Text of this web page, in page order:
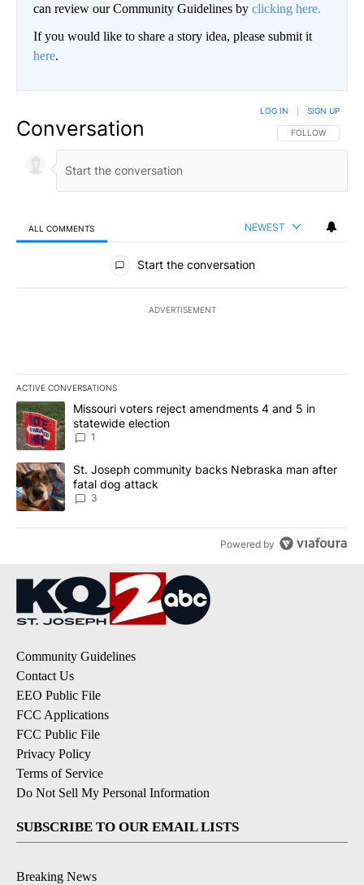
can review our Community Guidelines by clicking here.
If you would like to share a story idea, please submit it
here.
Conversation FOLLOW THIS
FOLLOW
LOG IN SIGN UP
ALL COMMENTS NEWEST
All Comments
Start the conversation
ADVERTISEMENT
ACTIVE CONVERSATIONS
The following is a list of the most commented articles in the last
A trending article titled "Missouri voters reject amendments 4
Missouri voters reject amendments 4 and 5 in
statewide election
1
A trending article titled "St. Joseph community backs
St. Joseph community backs Nebraska man after
fatal dog attack
3
Powered by
Community Guidelines
Contact Us
EEO Public File
FCC Applications
FCC Public File
Privacy Policy
Terms of Service
Do Not Sell My Personal Information
SUBSCRIBE TO OUR EMAIL LISTS
Breaking News